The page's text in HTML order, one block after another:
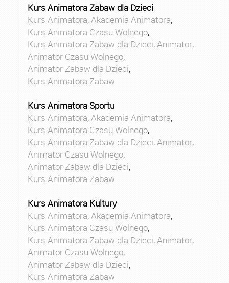
Kurs Animatora Zabaw dla Dzieci
Kurs Animatora,Akademia Animatora,
Kurs Animatora Czasu Wolnego,
Kurs Animatora Zabaw dla Dzieci,Animator,
Animator Czasu Wolnego,
Animator Zabaw dla Dzieci,
Kurs Animatora Zabaw
Kurs Animatora Sportu
Kurs Animatora,Akademia Animatora,
Kurs Animatora Czasu Wolnego,
Kurs Animatora Zabaw dla Dzieci,Animator,
Animator Czasu Wolnego,
Animator Zabaw dla Dzieci,
Kurs Animatora Zabaw
Kurs Animatora Kultury
Kurs Animatora,Akademia Animatora,
Kurs Animatora Czasu Wolnego,
Kurs Animatora Zabaw dla Dzieci,Animator,
Animator Czasu Wolnego,
Animator Zabaw dla Dzieci,
Kurs Animatora Zabaw